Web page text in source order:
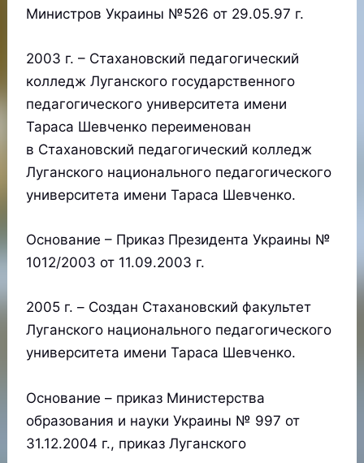
Министров Украины №526 от 29.05.97 г.
2003 г. – Стахановский педагогический
колледж Луганского государственного
педагогического университета имени
Тараса Шевченко переименован
в Стахановский педагогический колледж
Луганского национального педагогического
университета имени Тараса Шевченко.
Основание – Приказ Президента Украины №
1012/2003 от 11.09.2003 г.
2005 г. – Cоздан Стахановский факультет
Луганского национального педагогического
университета имени Тараса Шевченко.
Основание – приказ Министерства
образования и науки Украины № 997 от
31.12.2004 г., приказ Луганского